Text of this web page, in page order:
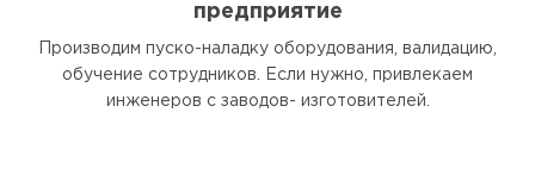
предприятие
Производим пуско-наладку оборудования, валидацию,
обучение сотрудников. Если нужно, привлекаем
инженеров с заводов- изготовителей.